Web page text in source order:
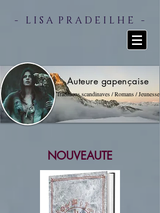
- L I S A P R A D E I L H E -
Auteure gapençaise
Traditions scandinaves / Romans / Jeunesse
NOUVEAUTE